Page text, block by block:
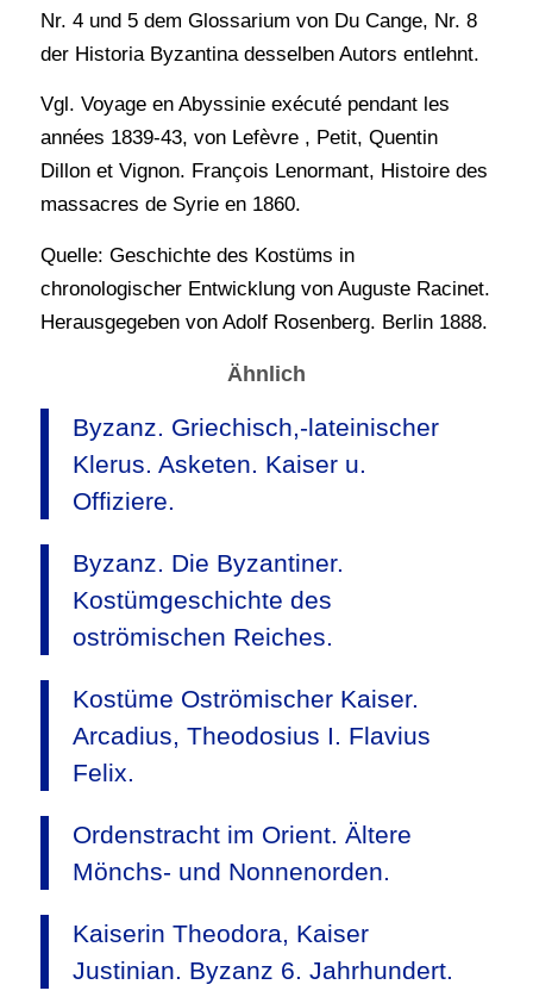
Nr. 4 und 5 dem Glossarium von Du Cange, Nr. 8
der Historia Byzantina desselben Autors entlehnt.
Vgl. Voyage en Abyssinie exécuté pendant les
années 1839-43, von Lefèvre , Petit, Quentin
Dillon et Vignon. François Lenormant, Histoire des
massacres de Syrie en 1860.
Quelle: Geschichte des Kostüms in
chronologischer Entwicklung von Auguste Racinet.
Herausgegeben von Adolf Rosenberg. Berlin 1888.
Ähnlich
Byzanz. Griechisch,-lateinischer
Klerus. Asketen. Kaiser u.
Offiziere.
Byzanz. Die Byzantiner.
Kostümgeschichte des
oströmischen Reiches.
Kostüme Oströmischer Kaiser.
Arcadius, Theodosius I. Flavius
Felix.
Ordenstracht im Orient. Ältere
Mönchs- und Nonnenorden.
Kaiserin Theodora, Kaiser
Justinian. Byzanz 6. Jahrhundert.